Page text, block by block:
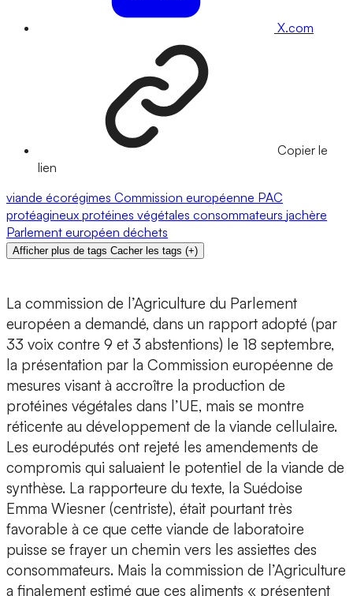
X.com
Copier le
lien
viande écorégimes Commission européenne PAC
protéagineux protéines végétales consommateurs jachère
Parlement européen déchets
Afficher plus de tags Cacher les tags (+)
La commission de l’Agriculture du Parlement
européen a demandé, dans un rapport adopté (par
33 voix contre 9 et 3 abstentions) le 18 septembre,
la présentation par la Commission européenne de
mesures visant à accroître la production de
protéines végétales dans l’UE, mais se montre
réticente au développement de la viande cellulaire.
Les eurodéputés ont rejeté les amendements de
compromis qui saluaient le potentiel de la viande de
synthèse. La rapporteure du texte, la Suédoise
Emma Wiesner (centriste), était pourtant très
favorable à ce que cette viande de laboratoire
puisse se frayer un chemin vers les assiettes des
consommateurs. Mais la commission de l’Agriculture
a finalement estimé que ces aliments « présentent